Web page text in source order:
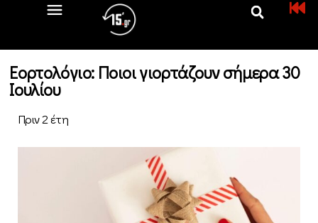
Εορτολόγιο: Ποιοι γιορτάζουν σήμερα 30
Ιουλίου
Πριν 2 έτη